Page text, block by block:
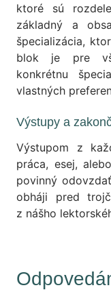
ktoré sú
základný a
špecializácia,
blok je pre
konkrétnu
vlastných
Výstupy a
Výstupom z
práca, esej,
povinný
obháji pred
z nášho